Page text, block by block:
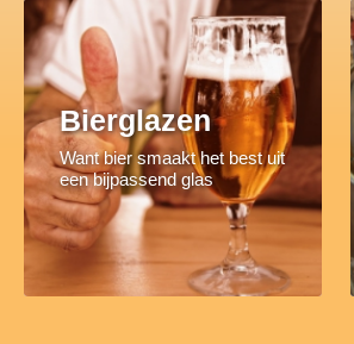
Bierglazen
Want bier smaakt het best uit
een bijpassend glas